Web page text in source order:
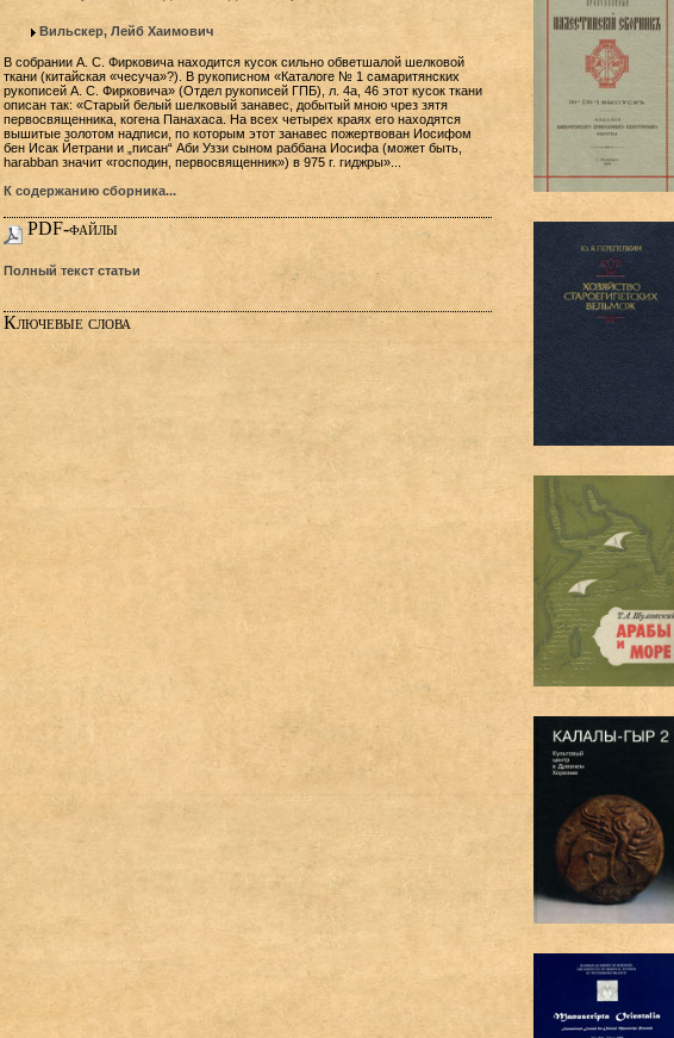
Вильскер, Лейб Хаимович
В собрании А. С. Фирковича находится кусок сильно обветшалой шелковой
ткани (китайская «чесуча»?). В рукописном «Каталоге № 1 самаритянских
рукописей А. С. Фирковича» (Отдел рукописей ГПБ), л. 4а, 46 этот кусок ткани
описан так: «Старый белый шелковый занавес, добытый мною чрез зятя
первосвященника, когена Панахаса. На всех четырех краях его находятся
вышитые золотом надписи, по которым этот занавес пожертвован Иосифом
бен Исак Йетрани и „писан“ Аби Уззи сыном раббана Иосифа (может быть,
harabban значит «господин, первосвященник») в 975 г. гиджры»...
К содержанию сборника...
PDF-файлы
Полный текст статьи
Ключевые слова